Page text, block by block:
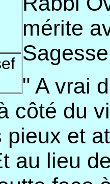
mérite
" A vrai
côté du
pieux et
au lieu